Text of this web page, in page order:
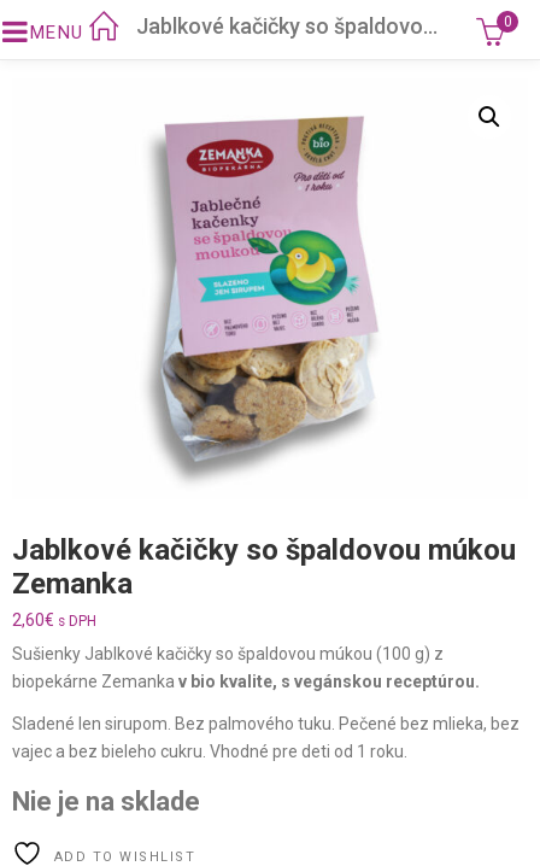
Jablkové kačičky so špaldovou múkou Zemanka 0
Jablkové kačičky so špaldovou múkou
Zemanka
2,60€ s DPH
Sušienky Jablkové kačičky so špaldovou múkou (100 g) z
biopekárne Zemanka v bio kvalite, s vegánskou receptúrou.
Sladené len sirupom. Bez palmového tuku. Pečené bez mlieka, bez
vajec a bez bieleho cukru. Vhodné pre deti od 1 roku.
Nie je na sklade
ADD TO WISHLIST